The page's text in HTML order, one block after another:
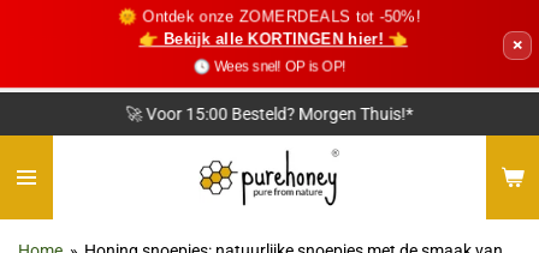
🌞 Ontdek onze ZOMERDEALS tot -50%!
👉 Bekijk alle KORTINGEN hier! 👈
🕓 Wees snel! OP is OP!
×
❤️ Vriendelijke Klantenservice